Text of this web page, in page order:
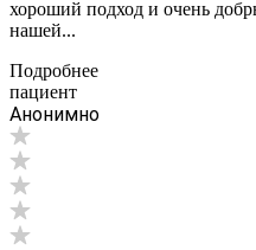
хороший подход и очень
нашей...
Подробнее
пациент
Анонимно